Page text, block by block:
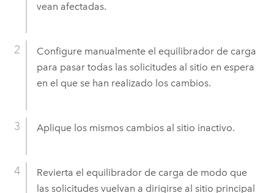
vean afectadas.
Configure manualmente el equilibrador de carga
para pasar todas las solicitudes al sitio en espera
en el que se han realizado los cambios.
Aplique los mismos cambios al sitio inactivo.
Revierta el equilibrador de carga de modo que
las solicitudes vuelvan a dirigirse al sitio principal